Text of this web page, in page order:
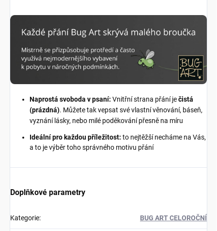
Naprostá svoboda v psaní: Vnitřní strana přání ječistá
(prázdná). Můžete tak vepsat své vlastní věnování, báseň,
vyznání lásky, nebo milé poděkování přesně na míru
Ideální pro každou příležitost: to nejtěžší necháme na Vás,
a to je výběr toho správného motivu přání
Doplňkové parametry
Kategorie: BUG ART CELOROČNÍ